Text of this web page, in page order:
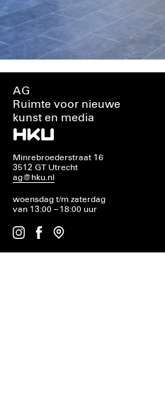
AG
Ruimte voor nieuwe
kunst en media
Minrebroederstraat 16
3512 GT Utrecht
ag@hku.nl
woensdag t/m zaterdag
van 13:00 – 18:00 uur